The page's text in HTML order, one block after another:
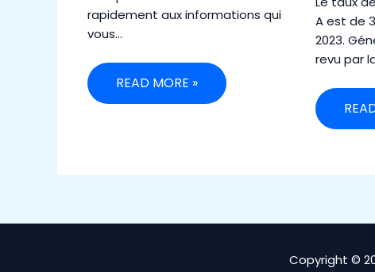
rapidement aux informations qui
vous…
READ MORE »
A est de
2023.
revu par
Copyright ©